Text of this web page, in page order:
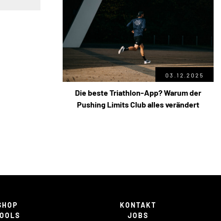
03.12.2025
Die beste Triathlon-App? Warum der
Pushing Limits Club alles verändert
KONTAKT
JOBS